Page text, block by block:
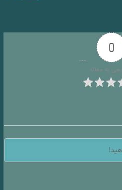
0
به مقاله